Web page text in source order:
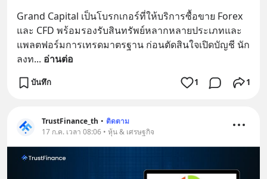
Grand Capital เป็นโบรกเกอร์ที่ให้บริการซื้อขาย Forex
และ CFD พร้อมรองรับสินทรัพย์หลากหลายประเภทและ
แพลตฟอร์มการเทรดมาตรฐาน ก่อนตัดสินใจเปิดบัญชี นัก
ลงท... อ่านต่อ
บันทึก 1 1
TrustFinance_th • ติดตาม
17 ก.ค. เวลา 08:06 • หุ้น & เศรษฐกิจ